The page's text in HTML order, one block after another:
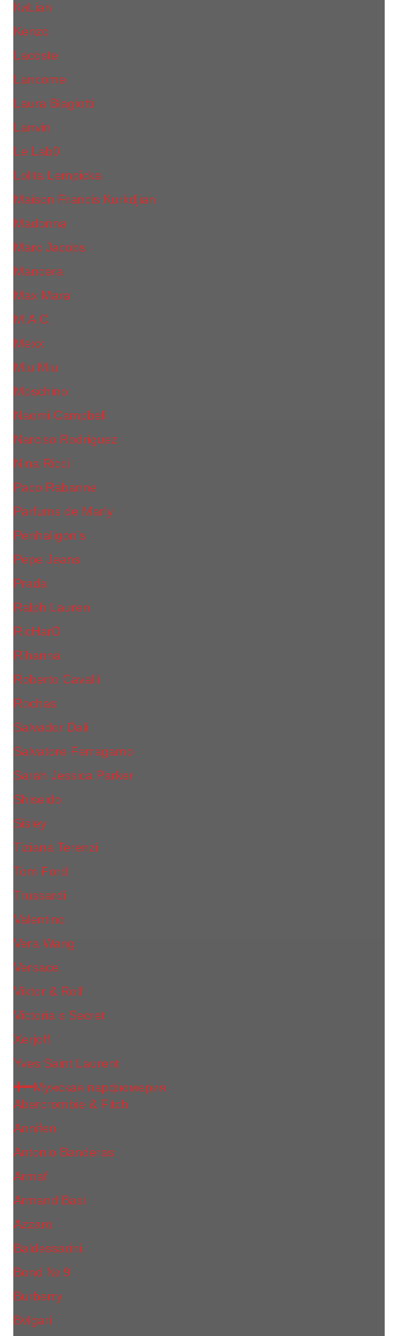
КиLian
Kenzo
Lacoste
Lancome
Laura Biagiotti
Lanvin
Lе Lab0
Lolita Lempicka
Maison Francis Kurkdjian
Madonna
Marc Jacobs
Mancera
Max Mara
M.А.C.
Mexx
Miu Miu
Mоsсhino
Naomi Campbell
Narciso Rodriguez
Nina Ricci
Paco Rabanne
Parfums de Marly
Penhaligon's
Pepe Jeans
Prada
Ralph Lauren
RicHarD
Rihanna
Roberto Cavalli
Rochas
Salvador Dali
Salvatore Ferragamo
Sarah Jessica Parker
Shiseido
Sisley
Tiziana Terenzi
Tom Ford
Trussardi
Valentino
Vera Wang
Versace
Viktor & Rolf
Victoria s Secret
Xerjoff
Yves Saint Laurent
Мужская парфюмерия
Abercrombie & Fitch
Annifen
Antonio Banderas
Armaf
Armand Basi
Azzaro
Baldessarini
Bond № 9
Burberry
Bvlgari